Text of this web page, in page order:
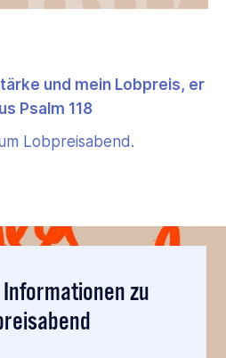
und mein Lobpreis, er
Psalm 118
Lobpreisabend.
zu